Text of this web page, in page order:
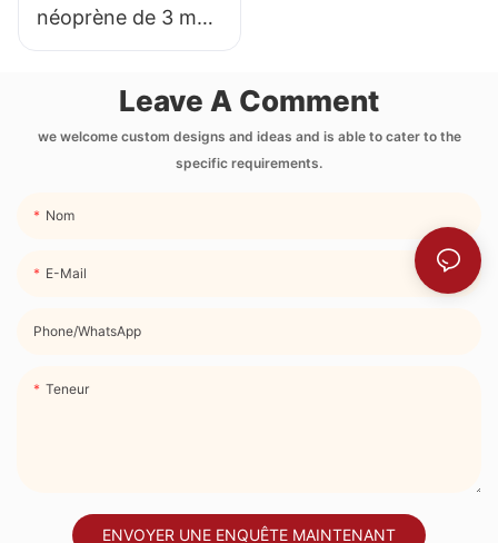
néoprène de 3 mm
d'épaisseur,
transfert thermique
intégral, avec
poche latérale et
Leave A Comment
we welcome custom designs and ideas and is able to cater to the
specific requirements.
Nom
E-Mail
Phone/whatsApp
Teneur
ENVOYER UNE ENQUÊTE MAINTENANT